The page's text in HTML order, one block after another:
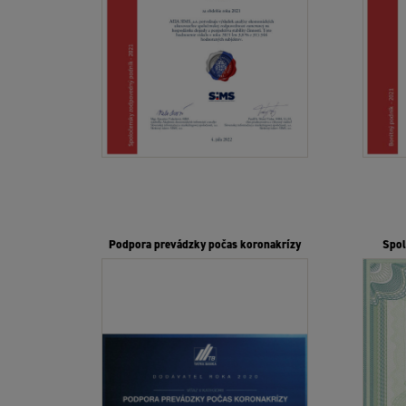
Über das Unternehmen
Unsere Tätigkeit
B2B-System
Podpora prevádzky počas koronakrízy